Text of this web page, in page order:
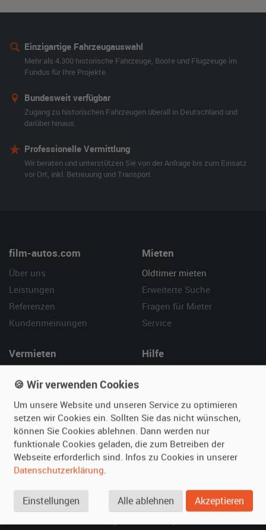
Einzigartige Fahrzeugauswahl
Mehr als 4.300 historische Fahrzeuge, Boote und Flugzeuge im
Fundus für Ihre Projekte.
Bundesweit verfügbar
Zugang zu historischen Fahrzeugen überall in Deutschland und
darüber hinaus.
Professionelle Vermittlung
Wir beraten und unterstützen Sie von der Anfrage bis zum Einsatz
vor Ort, inkl. Betreuung und Transport.
film-autos.com
Über uns
Leistungen
Referenzen
Kundenmeinungen
Mieten
Oldtimer mieten
Erweiterte Suche
Fragen für Mieter
Service
Vermieten
Fotos senden
Fragen für Vermieter
Inserat verwalten
Hilfe
Kontakt
SPECIAL
Berühmte Filmautos –
🍪 Wir verwenden Cookies
Um unsere Website und unseren Service zu optimieren
setzen wir Cookies ein. Sollten Sie das nicht wünschen,
können Sie Cookies ablehnen. Dann werden nur
funktionale Cookies geladen, die zum Betreiben der
Webseite erforderlich sind. Infos zu Cookies in unserer
Datenschutzerklärung.
Einstellungen Alle ablehnen Akzeptieren